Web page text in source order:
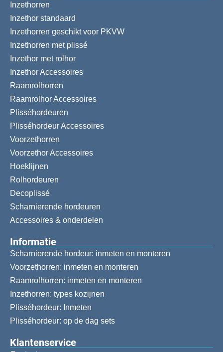
Inzethorren
Inzethor standaard
Inzethorren geschikt voor PKVW
Inzethorren met plissé
Inzethor met rolhor
Inzethor Accessoires
Raamrolhorren
Raamrolhor Accessoires
Plisséhordeuren
Plisséhordeur Accessoires
Voorzethorren
Voorzethor Accessoires
Hoeklijnen
Rolhordeuren
Decoplissé
Scharnierende hordeuren
Accessoires & onderdelen
Informatie
Scharnierende hordeur: inmeten en monteren
Voorzethorren: inmeten en monteren
Raamrolhorren: inmeten en monteren
Inzethorren: types kozijnen
Plisséhordeur: Inmeten
Plisséhordeur: op de dag sets
Klantenservice